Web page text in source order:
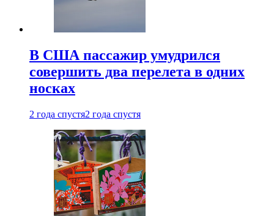
В США пассажир умудрился
совершить два перелета в одних
носках
2 года спустя2 года спустя